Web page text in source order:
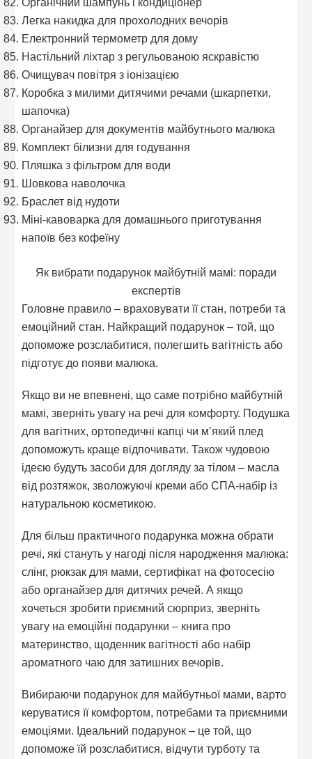
Легка накидка для прохолодних вечорів
Електронний термометр для дому
Настільний ліхтар з регульованою яскравістю
Очищувач повітря з іонізацією
Коробка з милими дитячими речами (шкарпетки,
шапочка)
Органайзер для документів майбутнього малюка
Комплект білизни для годування
Пляшка з фільтром для води
Шовкова наволочка
Браслет від нудоти
Міні-кавоварка для домашнього приготування
напоїв без кофеїну
Як вибрати подарунок майбутній мамі: поради
експертів
Головне правило – враховувати її стан, потреби та
емоційний стан. Найкращий подарунок – той, що
допоможе розслабитися, полегшить вагітність або
підготує до появи малюка.
Якщо ви не впевнені, що саме потрібно майбутній
мамі, зверніть увагу на речі для комфорту. Подушка
для вагітних, ортопедичні капці чи м’який плед
допоможуть краще відпочивати. Також чудовою
ідеєю будуть засоби для догляду за тілом – масла
від розтяжок, зволожуючі креми або СПА-набір із
натуральною косметикою.
Для більш практичного подарунка можна обрати
речі, які стануть у нагоді після народження малюка:
слінг, рюкзак для мами, сертифікат на фотосесію
або органайзер для дитячих речей. А якщо
хочеться зробити приємний сюрприз, зверніть
увагу на емоційні подарунки – книга про
материнство, щоденник вагітності або набір
ароматного чаю для затишних вечорів.
Вибираючи подарунок для майбутньої мами, варто
керуватися її комфортом, потребами та приємними
емоціями. Ідеальний подарунок – це той, що
допоможе їй розслабитися, відчути турботу та